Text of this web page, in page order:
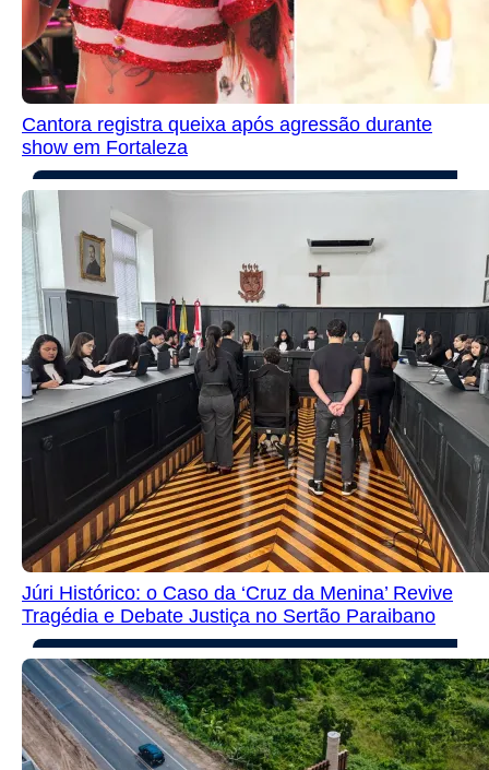
Cantora registra queixa após agressão durante
show em Fortaleza
Júri Histórico: o Caso da ‘Cruz da Menina’ Revive
Tragédia e Debate Justiça no Sertão Paraibano